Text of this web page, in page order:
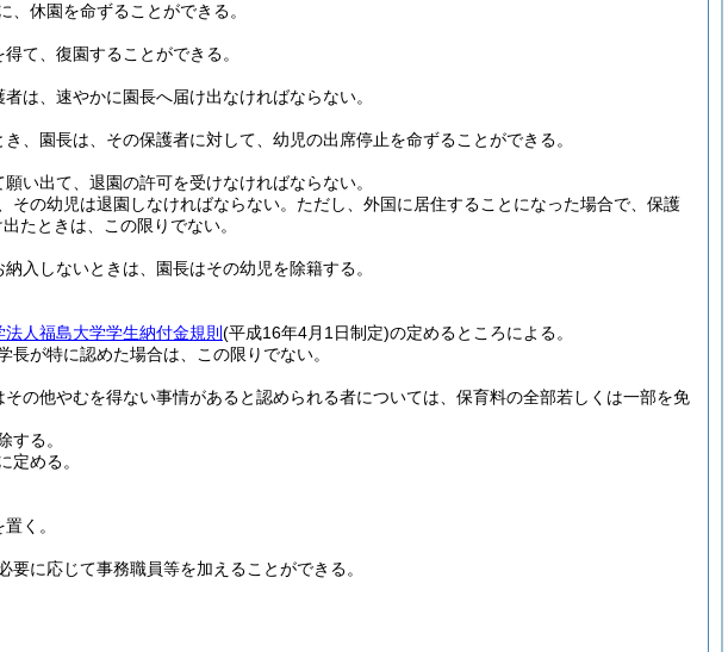
休園を命ずることができる。
て、復園することができる。
は、速やかに園長へ届け出なければならない。
、園長は、その保護者に対して、幼児の出席停止を命ずることができる。
い出て、退園の許可を受けなければならない。
の幼児は退園しなければならない。 ただし、外国に居住することになった場合で、保護
たときは、この限りでない。
入しないときは、園長はその幼児を除籍する。
法人福島大学学生納付金規則 (平成16年4月1日制定)の定めるところによる。
長が特に認めた場合は、この限りでない。
の他やむを得ない事情があると認められる者については、保育料の全部若しくは一部を免
する。
定める。
く。
要に応じて事務職員等を加えることができる。